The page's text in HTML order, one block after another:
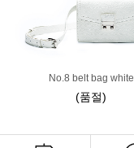
No.8 belt bag white
(품절)